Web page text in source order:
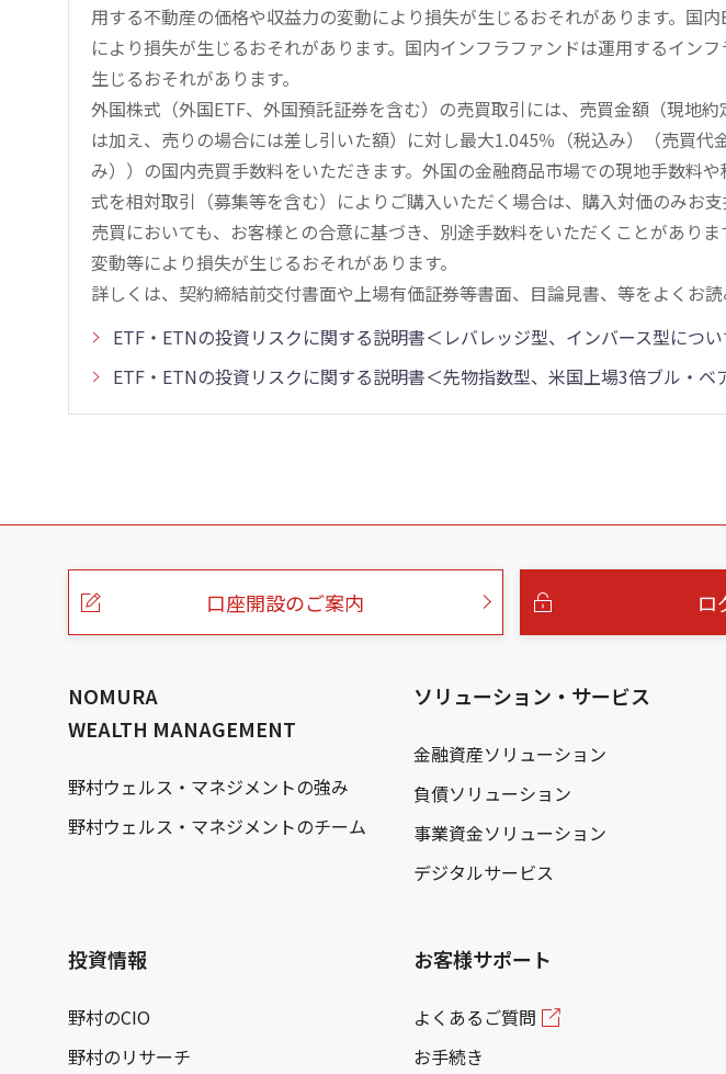
用する不動産の価格や収益力の変動により損失が生じるおそれがあります。国
により損失が生じるおそれがあります。国内インフラファンドは運用するイン
生じるおそれがあります。
外国株式（外国ETF、外国預託証券を含む）の売買取引には、売買金額（現地
は加え、売りの場合には差し引いた額）に対し最大1.045％（税込み）（売買
み））の国内売買手数料をいただきます。外国の金融商品市場での現地手数料
式を相対取引（募集等を含む）によりご購入いただく場合は、購入対価のみお
売買においても、お客様との合意に基づき、別途手数料をいただくことがあり
変動等により損失が生じるおそれがあります。
詳しくは、契約締結前交付書面や上場有価証券等書面、目論見書、等をよくお読
ETF・ETNの投資リスクに関する説明書＜レバレッジ型、インバース型につい
ETF・ETNの投資リスクに関する説明書＜先物指数型、米国上場3倍ブル・ベ
こ
口座開設のご案内 ロ
NOMURA
WEALTH MANAGEMENT
野村ウェルス・マネジメントの強み
野村ウェルス・マネジメントのチーム
ソリューション・サービス
金融資産ソリューション
負債ソリューション
事業資金ソリューション
デジタルサービス
投資情報
野村のCIO
野村のリサーチ
お客様サポート
よくあるご質問
お手続き